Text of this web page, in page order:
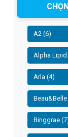
A2 (6)
Alpha Lipid
Arla (4)
Beau&Belle
Binggrae